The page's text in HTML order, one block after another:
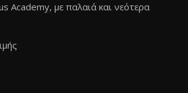
Academy, με παλαιά και νεότερα